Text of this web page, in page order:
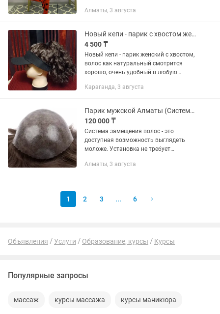
сообщили что будет Белоснежкой.
Алматы, 3 августа
Новый кепи - парик с хвостом женский
4 500 ₸
Новый кепи - парик женский с хвостом,
волос как натуральный смотрится
хорошо, очень удобный в любую
Караганда, 3 августа
Парик мужской Алматы (Система замещения волос)
120 000 ₸
Система замещения волос - это
доступная возможность выглядеть
моложе. Установка не требует
контактирует только со специально
Алматы, 3 августа
1 2 3 ... 6
Объявления Услуги Образование, курсы Курсы
Популярные запросы
массаж курсы массажа курсы маникюра